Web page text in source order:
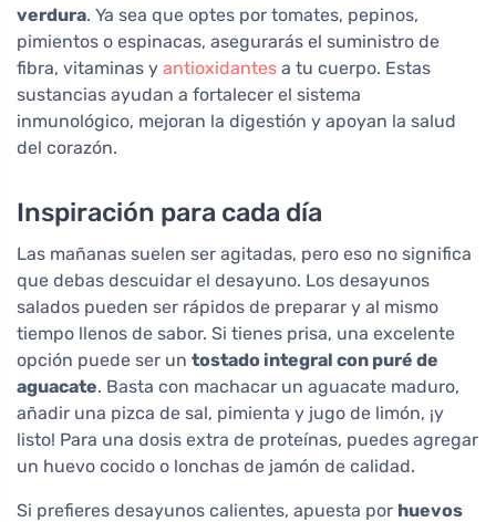
verdura. Ya sea que optes por tomates, pepinos,
pimientos o espinacas, asegurarás el suministro de
fibra, vitaminas y antioxidantes a tu cuerpo. Estas
sustancias ayudan a fortalecer el sistema
inmunológico, mejoran la digestión y apoyan la salud
del corazón.
Inspiración para cada día
Las mañanas suelen ser agitadas, pero eso no significa
que debas descuidar el desayuno. Los desayunos
salados pueden ser rápidos de preparar y al mismo
tiempo llenos de sabor. Si tienes prisa, una excelente
opción puede ser un tostado integral con puré de
aguacate. Basta con machacar un aguacate maduro,
añadir una pizca de sal, pimienta y jugo de limón, ¡y
listo! Para una dosis extra de proteínas, puedes agregar
un huevo cocido o lonchas de jamón de calidad.
Si prefieres desayunos calientes, apuesta por huevos